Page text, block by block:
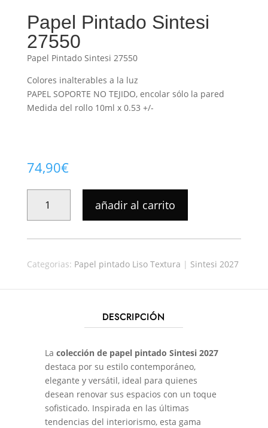
Papel Pintado Sintesi
27550
Papel Pintado Sintesi 27550
Colores inalterables a la luz
PAPEL SOPORTE NO TEJIDO, encolar sólo la pared
Medida del rollo 10ml x 0.53 +/-
74,90€
PINTADO
SINTESI
27550
añadir al carrito
Categorias: Papel pintado Liso Textura | Sintesi 2027
DESCRIPCIÓN
La colección de papel pintado Sintesi 2027
destaca por su estilo contemporáneo,
elegante y versátil, ideal para quienes
desean renovar sus espacios con un toque
sofisticado. Inspirada en las últimas
tendencias del interiorismo, esta gama